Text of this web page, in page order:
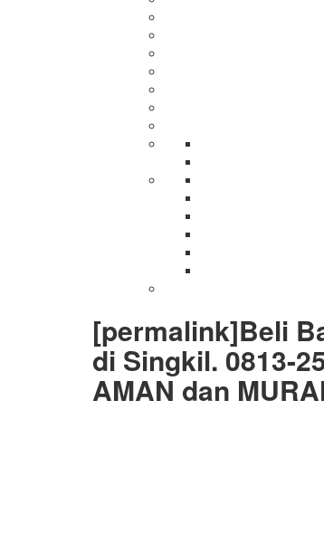
[permalink]Beli
di Singkil. 0813-
AMAN dan